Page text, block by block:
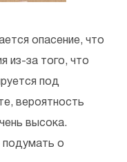
опасение, что
из-за того, что
под
вероятность
высока.
подумать о